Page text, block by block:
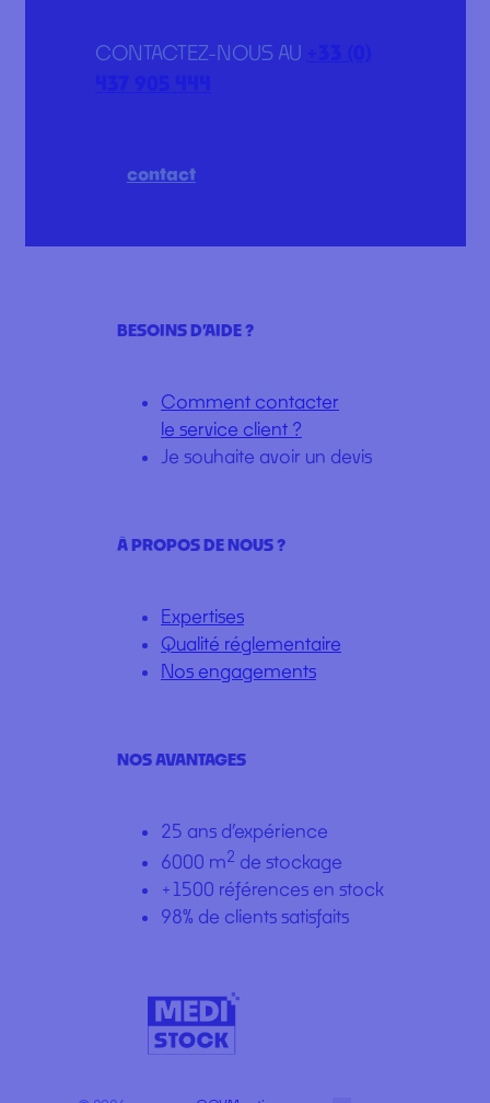
CONTACTEZ-NOUS AU
contact
BESOINS D’AIDE ?
Comment contacter
le service client ?
Je souhaite avoir un devis
À PROPOS DE NOUS ?
Expertises
Qualité réglementaire
Nos engagements
NOS AVANTAGES
25 ans d’expérience
6000 m2 de stockage
+1500 références en stock
98% de clients satisfaits